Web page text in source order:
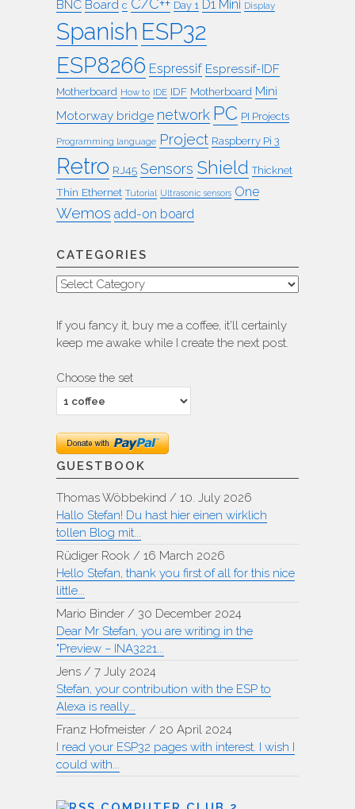
BNC Board c C/C++ Day 1 D1 Mini Display
Spanish ESP32
ESP8266 Espressif Espressif-IDF
Motherboard How to IDE IDF Motherboard Mini
Motorway bridge network PC PI Projects
Programming language Project Raspberry Pi 3
Retro RJ45 Sensors Shield Thicknet
Thin Ethernet Tutorial Ultrasonic sensors One
Wemos add-on board
CATEGORIES
Categories
If you fancy it, buy me a coffee, it'll certainly
keep me awake while I create the next post.
Choose the set
GUESTBOOK
Thomas Wöbbekind / 10. July 2026
Hallo Stefan! Du hast hier einen wirklich
tollen Blog mit...
Rüdiger Rook / 16 March 2026
Hello Stefan, thank you first of all for this nice
little...
Mario Binder / 30 December 2024
Dear Mr Stefan, you are writing in the
"Preview – INA3221...
Jens / 7 July 2024
Stefan, your contribution with the ESP to
Alexa is really...
Franz Hofmeister / 20 April 2024
I read your ESP32 pages with interest. I wish I
could with...